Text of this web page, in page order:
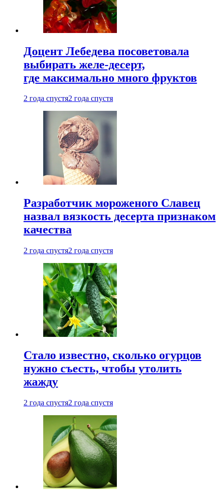
Доцент Лебедева посоветовала
выбирать желе-десерт,
где максимально много фруктов
2 года спустя2 года спустя
Разработчик мороженого Славец
назвал вязкость десерта признаком
качества
2 года спустя2 года спустя
Стало известно, сколько огурцов
нужно съесть, чтобы утолить
жажду
2 года спустя2 года спустя